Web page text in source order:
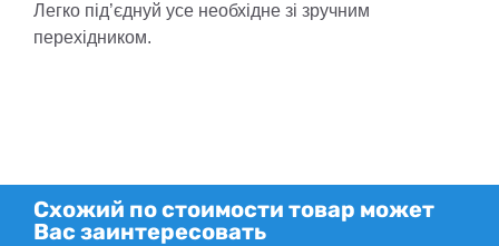
Легко під’єднуй усе необхідне зі зручним
перехідником.
Схожий по стоимости товар может
Вас заинтересовать